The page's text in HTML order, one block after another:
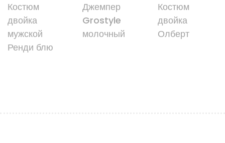
Костюм
двойка
мужской
Ренди блю
Джемпер
Grostyle
молочный
Костюм
двойка
Олберт